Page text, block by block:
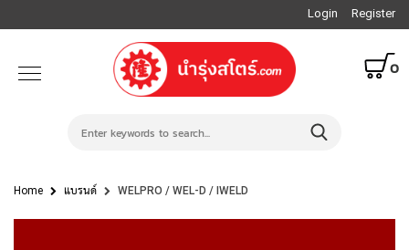
Login Register
0
Home แบรนด์ WELPRO / WEL-D / IWELD